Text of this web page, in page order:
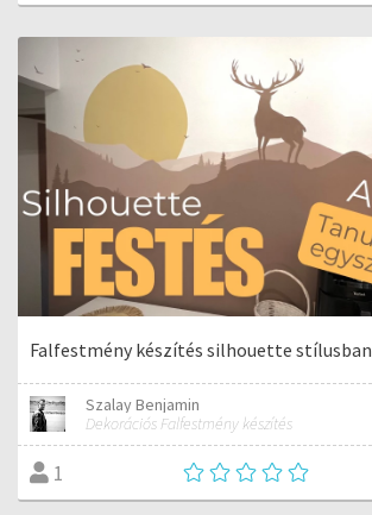
Falfestmény készítés silhouette stílusban
Szalay Benjamin
Dekorációs Falfestmény készítés
1